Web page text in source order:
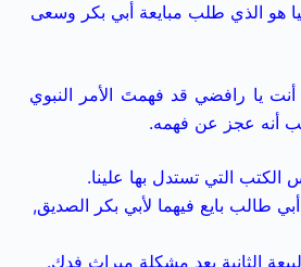
هو الذي طلب مبايعة أبي بكر وسعى
يا رافضي قد فهمتَ الأمر النبوي
أنه عجز عن فهمه.
التي تستدل بها علينا.
طالب بايع فيهما لأبي بكر الصديق,
الثانية بعد مشكلة ميراث فدك.